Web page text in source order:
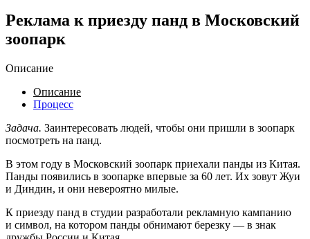
Реклама к приезду панд в Московский
зоопарк
Описание
Описание
Процесс
Задача. Заинтересовать людей, чтобы они пришли в зоопарк
посмотреть на панд.
В этом году в Московский зоопарк приехали панды из Китая.
Панды появились в зоопарке впервые за 60 лет. Их зовут Жуи
и Диндин, и они невероятно милые.
К приезду панд в студии разработали рекламную кампанию
и символ, на котором панды обнимают березку — в знак